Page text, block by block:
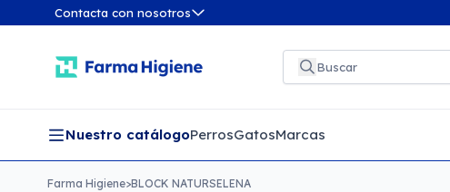
Contacta con nosotros
Nuestro catálogoPerrosGatosMarcas
Farma Higiene>BLOCK NATURSELENA